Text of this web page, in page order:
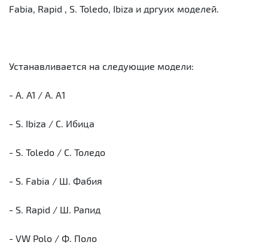
Fabia, Rapid , S. Toledo, Ibiza и дргуих моделей.
Устанавливается на следующие модели:
- A. A1 / А. А1
- S. Ibiza / С. Ибица
- S. Toledo / С. Толедо
- S. Fabia / Ш. Фабия
- S. Rapid / Ш. Рапид
- VW Polo / Ф. Поло